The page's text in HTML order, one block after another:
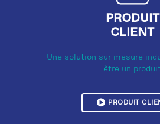
PRODUIT
CLIENT
Une solution sur mesure
être un produit
PRODUIT